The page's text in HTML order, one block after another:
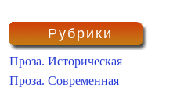
Рубрики
Проза. Историческая
Проза. Современная